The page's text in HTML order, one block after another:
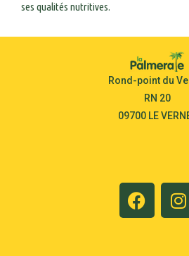
ses qualités nutritives.
Rond-point du
RN 20
09700 LE